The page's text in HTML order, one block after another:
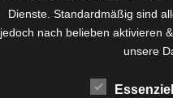
Dienste. Standardmäßig sind
jedoch nach belieben aktivieren
unsere
Essenziell